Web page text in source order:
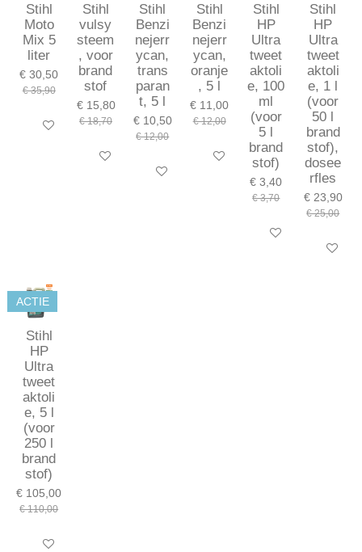
Stihl
Moto
Mix 5
liter
€ 30,50
€ 35,90
In winkelwagen
Stihl
vulsy
steem
, voor
brand
stof
€ 15,80
€ 18,70
In winkelwagen
Stihl
Benzi
nejerr
ycan,
trans
paran
t, 5 l
€ 10,50
€ 12,00
In winkelwagen
Stihl
Benzi
nejerr
ycan,
oranje
, 5 l
€ 11,00
€ 12,00
In winkelwagen
Stihl
HP
Ultra
tweet
aktoli
e, 100
ml
(voor
5 l
brand
stof)
€ 3,40
€ 3,70
In winkelwagen
Stihl
HP
Ultra
tweet
aktoli
e, 1 l
(voor
50 l
brand
stof),
dosee
rfles
€ 23,90
€ 25,00
In
ACTIE
Stihl
HP
Ultra
tweet
aktoli
e, 5 l
(voor
250 l
brand
stof)
€ 105,00
€ 110,00
In winkelwagen